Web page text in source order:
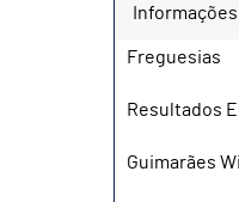
Freguesias
Resultados
Guimarães